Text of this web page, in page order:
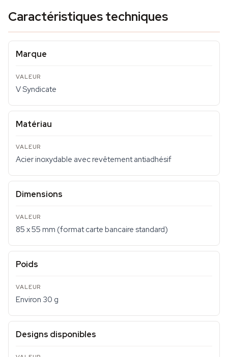
Caractéristiques techniques
Marque
V Syndicate
Matériau
Acier inoxydable avec revêtement antiadhésif
Dimensions
85 x 55 mm (format carte bancaire standard)
Poids
Environ 30 g
Designs disponibles